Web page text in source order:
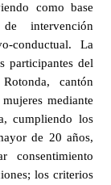
como base
intervención
conductual. La
participantes del
cantón
mediante
cumpliendo los
de 20 años,
consentimiento
los criterios